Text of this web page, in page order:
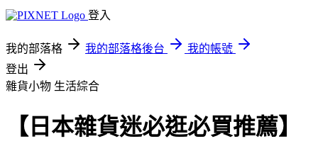
登入
我的部落格 我的部落格後台
我的帳號
登出
雜貨小物 生活綜合
【日本雜貨迷必逛必買推薦】